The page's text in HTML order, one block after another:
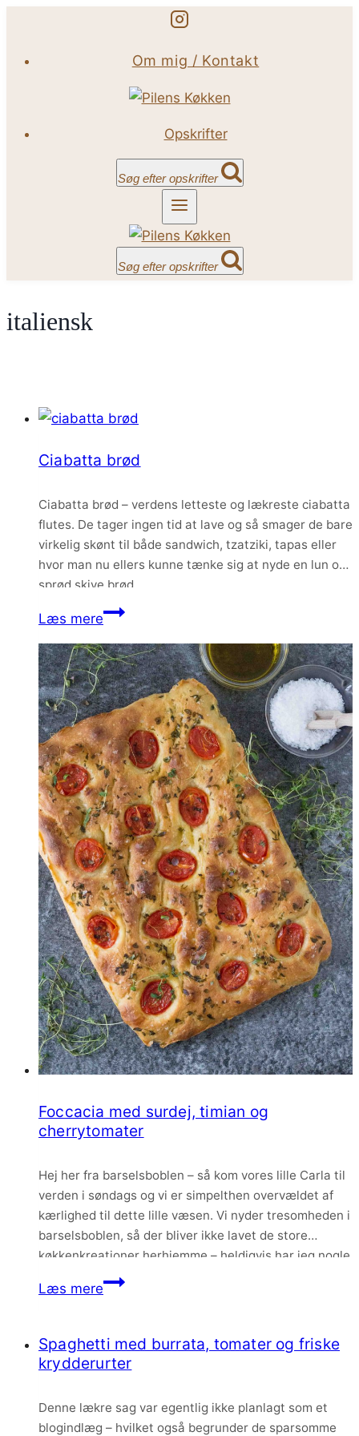
indhold
Om mig / Kontakt
Opskrifter
Søg efter opskrifter
Søg efter opskrifter
italiensk
Ciabatta brød
Ciabatta brød – verdens letteste og lækreste ciabatta
flutes. De tager ingen tid at lave og så smager de bare
virkelig skønt til både sandwich, tzatziki, tapas eller
hvor man nu ellers kunne tænke sig at nyde en lun og
sprød skive brød.
Læs mereCiabatta
Foccacia med surdej, timian og
cherrytomater
Hej her fra barselsboblen – så kom vores lille Carla til
verden i søndags og vi er simpelthen overvældet af
kærlighed til dette lille væsen. Vi nyder tresomheden i
barselsboblen, så der bliver ikke lavet de store
køkkenkreationer herhjemme – heldigvis har jeg nogle
opskrifter i gemmerne til jer, bl.a. dette lækre foccacia
brød.
Læs mereFoccacia
timian
og
Spaghetti med burrata, tomater og friske
krydderurter
Denne lækre sag var egentlig ikke planlagt som et
blogindlæg – hvilket også begrunder de sparsomme